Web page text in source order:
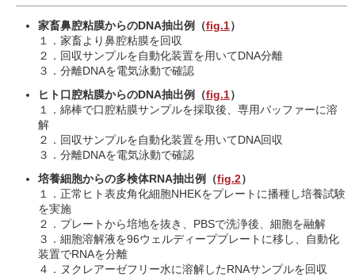
家畜鼻腔粘膜からのDNA抽出例（fig.1）
１．家畜より鼻腔粘膜を回収
２．回収サンプルを自動化装置を用いてDNA分離
３．分離DNAを電気泳動で確認
ヒト口腔粘膜からのDNA抽出例（fig.1）
１．綿棒で口腔粘膜サンプルを採取後、専用バッファーに溶
解
２．回収サンプルを自動化装置を用いてDNA回収
３．分離DNAを電気泳動で確認
培養細胞からの多検体RNA抽出例（fig.2）
１．正常ヒト表皮角化細胞NHEKをプレートに播種し培養試験
を実施
２．プレートから培地を抜き、PBSで洗浄後、細胞を融解
３．細胞溶解液を96ウェルディーププレートに移し、自動化
装置でRNAを分離
４．ヌクレアーゼフリー水に溶解したRNAサンプルを回収